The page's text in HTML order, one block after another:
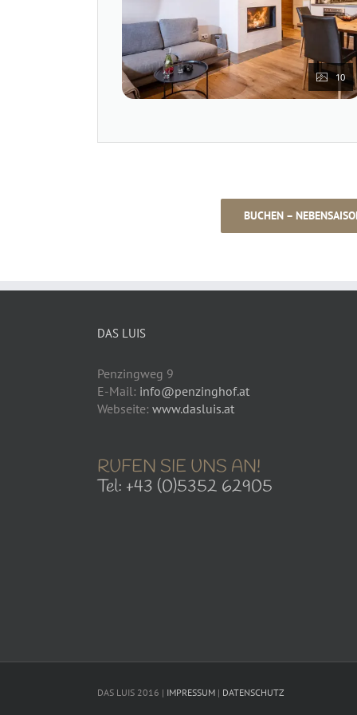
10
BUCHEN –
DAS LUIS
Penzingweg 9
E-Mail: info@penzinghof.at
Webseite: www.dasluis.at
RUFEN SIE UNS AN!
Tel: +43 (0)5352 62905
DAS LUIS 2016 | IMPRESSUM | DATENSCHUTZ